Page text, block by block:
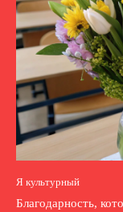
Я культурный
Благодарность,